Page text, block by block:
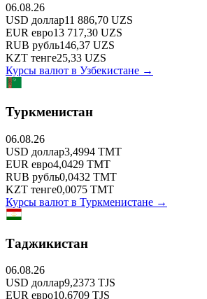
06.08.26
USD доллар11 886,70 UZS
EUR евро13 717,30 UZS
RUB рубль146,37 UZS
KZT тенге25,33 UZS
Курсы валют в Узбекистане →
Туркменистан
06.08.26
USD доллар3,4994 TMT
EUR евро4,0429 TMT
RUB рубль0,0432 TMT
KZT тенге0,0075 TMT
Курсы валют в Туркменистане →
Таджикистан
06.08.26
USD доллар9,2373 TJS
EUR евро10,6709 TJS